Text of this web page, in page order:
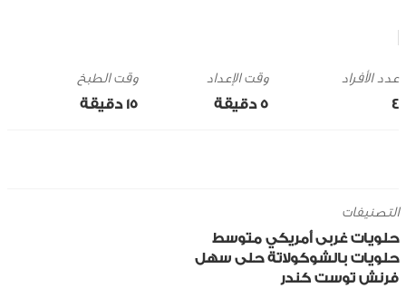
4
وقت الإعداد
5 ‎دقيقة
وقت الطبخ
15 ‎دقيقة
التصنيفات
حلويات غربى أمريكي متوسط
حلويات بالشوكولاتة حلى سهل
فرنش توست كندر